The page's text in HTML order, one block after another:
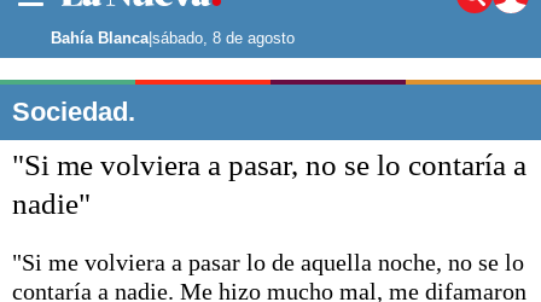
Noticias
La ciudad
Punta Alta
El mundo
Deportes
Escenario Olímpico
Liga del Sur
Bahía Blanca|sábado, 8 de agosto
Sociedad.
"Si me volviera a pasar, no se lo contaría a
nadie"
"Si me volviera a pasar lo de aquella noche, no se lo
contaría a nadie. Me hizo mucho mal, me difamaron